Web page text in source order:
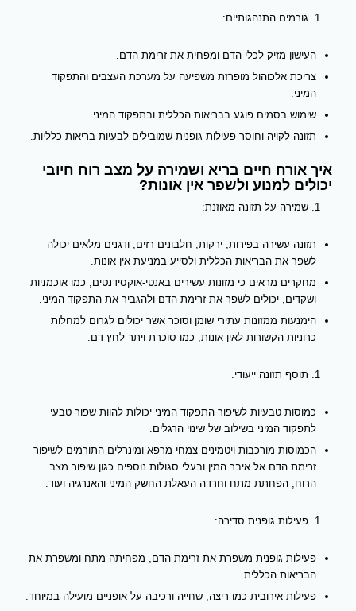
גורמים התנהגותיים:
העישון מזיק לכלי הדם ומפחית את זרימת הדם.
צריכת אלכוהול מופרזת משפיעה על מערכת העצבים והתפקוד
המיני.
שימוש בסמים פוגע בבריאות הכללית ובתפקוד המיני.
תזונה לקויה וחוסר פעילות גופנית שמובילים לבעיות בריאות כלליות.
איך אורח חיים בריא ושמירה על מצב רוח חיובי
יכולים למנוע ולשפר אין אונות?
שמירה על תזונה מאוזנת:
תזונה עשירה בפירות, ירקות, חלבונים רזים, ודגנים מלאים יכולה
לשפר את הבריאות הכללית ולסייע במניעת אין אונות.
מחקרים מראים כי מזונות עשירים באנטי-אוקסידנטים, כמו אוכמניות
ושקדים, יכולים לשפר את זרימת הדם ולהגביר את התפקוד המיני.
הימנעות ממזונות עתירי שומן וסוכר אשר יכולים לגרום למחלות
כרוניות הקשורות לאין אונות, כמו סוכרת ויתר לחץ דם.
תוסף תזונה ייעודי:
כמוסות טבעיות לשיפור התפקוד המיני יכולות להוות שפור טבעי
לתפקוד המיני בשילוב של שינוי הרגלים.
הכמוסות מורכבות ויטמינים צמחי מרפא ומינרלים התורמים לשיפור
זרימת הדם אל איבר המין ובעלי סגולות נוספים כגון שיפור מצב
הרוח, הפחתת מתח וחרדה העאלת החשק המיני והאנרגיה ועוד.
פעילות גופנית סדירה:
פעילות גופנית משפרת את זרימת הדם, מפחיתה מתח ומשפרת את
הבריאות הכללית.
פעילות אירובית כמו ריצה, שחייה ורכיבה על אופניים מועילה במיוחד.